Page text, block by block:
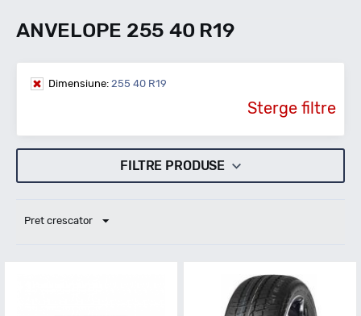
ANVELOPE 255 40 R19
Dimensiune: 255 40 R19
Sterge filtre
FILTRE PRODUSE
Pret crescator